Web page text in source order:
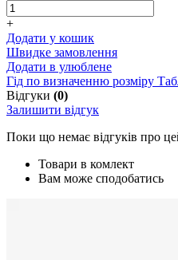
+
Додати у кошик
Швидке замовлення
Додати в улюблене
Гід по визначенню розміру
Відгуки (0)
Залишити відгук
Поки що немає відгуків про
Товари в комлект
Вам може сподобатись